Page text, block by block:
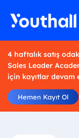
4 haftalık satış
Sales Leader
için kayıtlar devam
Hemen Kayıt Ol